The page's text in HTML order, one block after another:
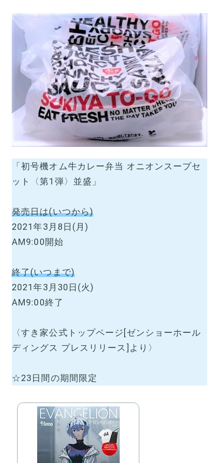
「初号機オム牛カレー弁当 オニオンスープセ
ット〈第1弾〉並盛」
発売日は(いつから)
2021年3月8日(月)
AM9:00開始
終了(いつまで)
2021年3月30日(火)
AM9:00終了
〈すき家公式トップページ[ゼンショーホール
ディングス プレスリリース]より〉
☆23日間の期間限定